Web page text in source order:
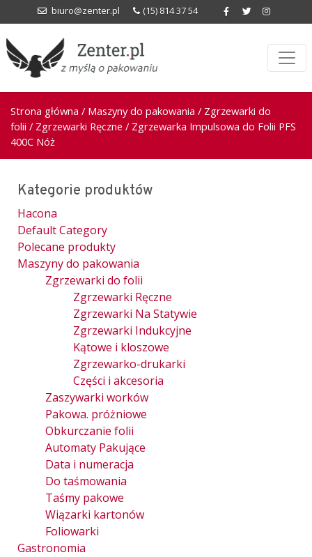
biuro@zenter.pl (15) 814 37 54
Strona główna / Maszyny do pakowania / Zgrzewarki do
folii / Zgrzewarki Ręczne / Zgrzewarka Impulsowa do Folii PFS
400C Nóż
Kategorie produktów
Hacona
Default Category
Polecane produkty
Maszyny do pakowania
Zgrzewarki do folii
Zgrzewarki Ręczne
Zgrzewarki Na Statywie
Zgrzewarki Indukcyjne
Kątowe i kloszowe
Zgrzewarko-drukarki
Części i akcesoria
Zaszywarki worków
Pakowa. próżniowe
Obkurczanie folii
Automaty Pakujące
Data i numeracja
Do taśmowania
Taśmy pakowe
Wiązarki kartonów
Foliowarki
Gastronomia